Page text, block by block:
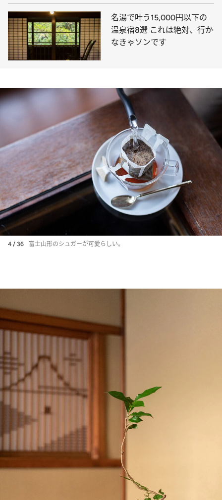
名湯で叶う15,000円以下の
温泉宿8選 これは絶対、行か
なきゃソンです
4 / 36 富士山形のシュガーが可愛らしい。